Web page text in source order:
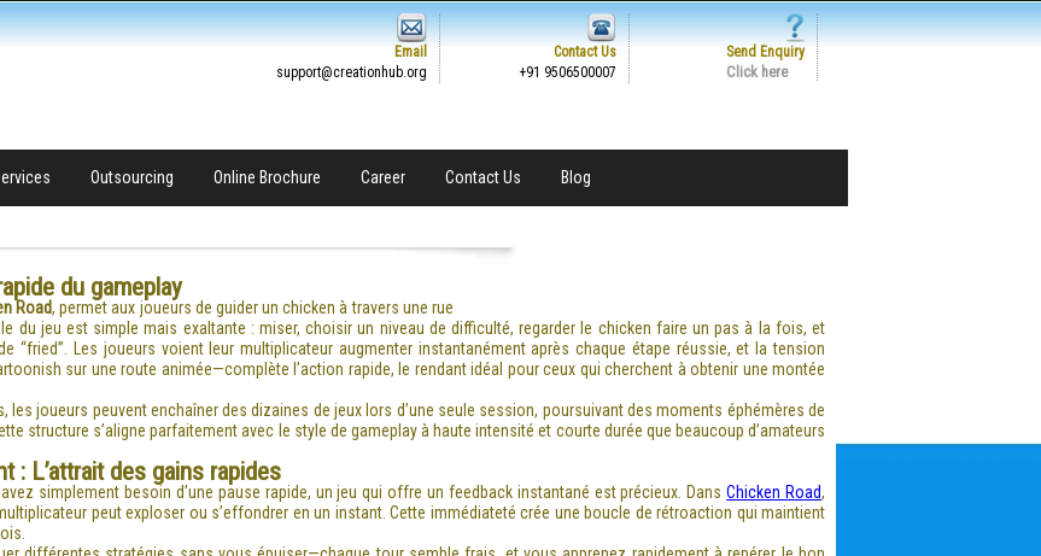
Email
support@creationhub.org
Contact Us
+91 9506500007
Send Enquiry
Click here
Outsourcing Online Brochure Career Contact Us Blog
du gameplay
Road, permet aux joueurs de guider un chicken à travers une rue
du jeu est simple mais exaltante : miser, choisir un niveau de difficulté, regarder le chicken faire un pas à la fois, et
“fried”. Les joueurs voient leur multiplicateur augmenter instantanément après chaque étape réussie, et la tension
sur une route animée—complète l’action rapide, le rendant idéal pour ceux qui cherchent à obtenir une montée
les joueurs peuvent enchaîner des dizaines de jeux lors d’une seule session, poursuivant des moments éphémères de
structure s’aligne parfaitement avec le style de gameplay à haute intensité et courte durée que beaucoup d’amateurs
L’attrait des gains rapides
simplement besoin d’une pause rapide, un jeu qui offre un feedback instantané est précieux. DansChicken Road,
peut exploser ou s’effondrer en un instant. Cette immédiateté crée une boucle de rétroaction qui maintient